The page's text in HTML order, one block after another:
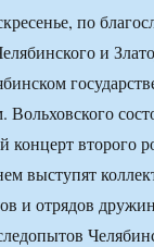
по
и
Вольховского
концерт второго
выступят
и отрядов